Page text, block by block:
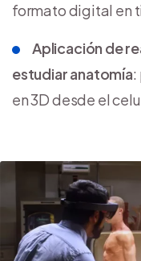
formato digital en
Aplicación de
estudiar anatomía:
en 3D desde el